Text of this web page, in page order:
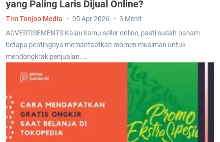
yang Paling Laris Dijual Online?
ADVERTISEMENTS Kalau kamu seller online, pasti sudah paham
betapa pentingnya memanfaatkan momen musiman untuk
mendongkrak penjualan. …
Tim Tonjoo Media 05 Apr 2026 3 Menit